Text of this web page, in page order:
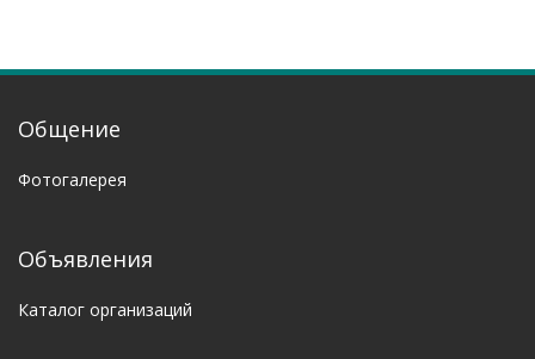
Общение
Фотогалерея
Объявления
Каталог организаций